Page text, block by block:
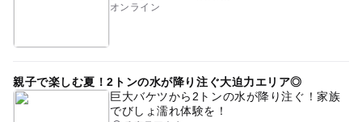
オンライン
親子で楽しむ夏！2トンの水が降り注ぐ大迫力エリア◎
巨大バケツから2トンの水が降り注ぐ！家族
でびしょ濡れ体験を！